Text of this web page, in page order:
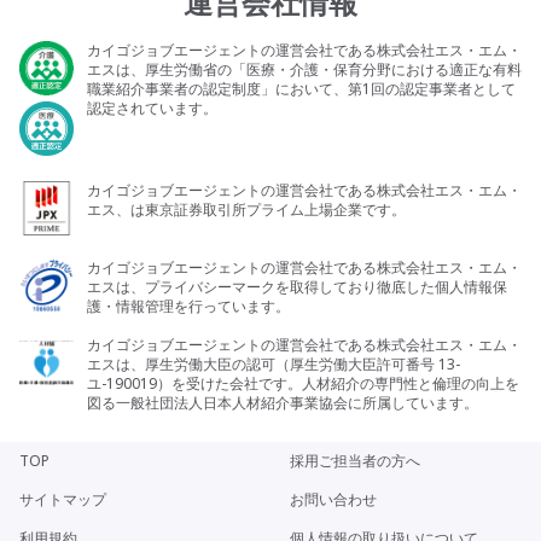
カイゴジョブエージェントの運営会社である株式会社エス・エム・
エスは、厚生労働省の「医療・介護・保育分野における適正な有料
職業紹介事業者の認定制度」において、第1回の認定事業者として
認定されています。
カイゴジョブエージェントの運営会社である株式会社エス・エム・
エス、は東京証券取引所プライム上場企業です。
カイゴジョブエージェントの運営会社である株式会社エス・エム・
エスは、プライバシーマークを取得しており徹底した個人情報保
護・情報管理を行っています。
カイゴジョブエージェントの運営会社である株式会社エス・エム・
エスは、厚生労働大臣の認可（厚生労働大臣許可番号 13-
ユ-190019）を受けた会社です。人材紹介の専門性と倫理の向上を
図る一般社団法人日本人材紹介事業協会に所属しています。
TOP
採用ご担当者の方へ
サイトマップ
お問い合わせ